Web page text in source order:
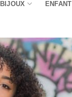
BIJOUX ENFANT